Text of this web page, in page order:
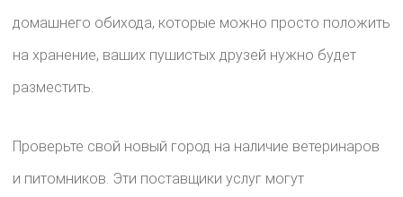
домашнего обихода, которые можно просто положить
на хранение, ваших пушистых друзей нужно будет
разместить.
Проверьте свой новый город на наличие ветеринаров
и питомников. Эти поставщики услуг могут